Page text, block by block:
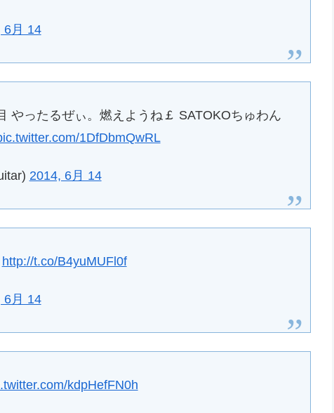
6月 14
やったるぜぃ。燃えようね￡ SATOKOちゅわん
1DfDbmQwRL
2014, 6月 14
http://t.co/B4yuMUFl0f
6月 14
kdpHefFN0h